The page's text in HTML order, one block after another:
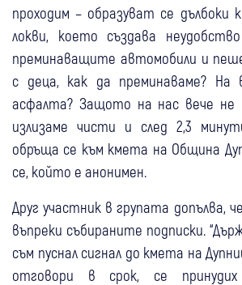
проходим – образуват се дълбоки
локви, което създава
преминаващите автомобили и
с деца, как да преминаваме?
асфалта? Защото на нас вече не
излизаме чисти и след 2,3
обръща се към кмета на Община
се, който е анонимен.
Друг участник в групата допълва,
въпреки събираните подписки.
съм пуснал сигнал до кмета на
отговори в срок, се